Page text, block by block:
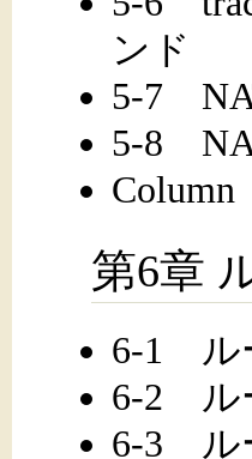
ンド
5-7
5-8
第6章
6-1 ル
6-2 ル
6-3 ル